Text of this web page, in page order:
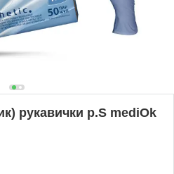
рукавички р.S mediOk